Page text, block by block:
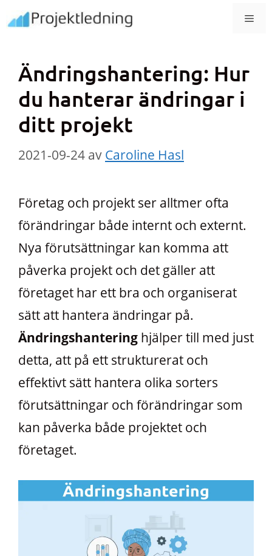
Hoppa
till
Ändringshantering: Hur
du hanterar ändringar i
ditt projekt
2021-09-24 av Caroline Hasl
Företag och projekt ser alltmer ofta
förändringar både internt och externt.
Nya förutsättningar kan komma att
påverka projekt och det gäller att
företaget har ett bra och organiserat
sätt att hantera ändringar på.
Ändringshantering hjälper till med just
detta, att på ett strukturerat och
effektivt sätt hantera olika sorters
förutsättningar och förändringar som
kan påverka både projektet och
företaget.